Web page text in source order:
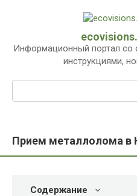
Информационный портал со
инструкциями,
Прием металлолома в
Содержание